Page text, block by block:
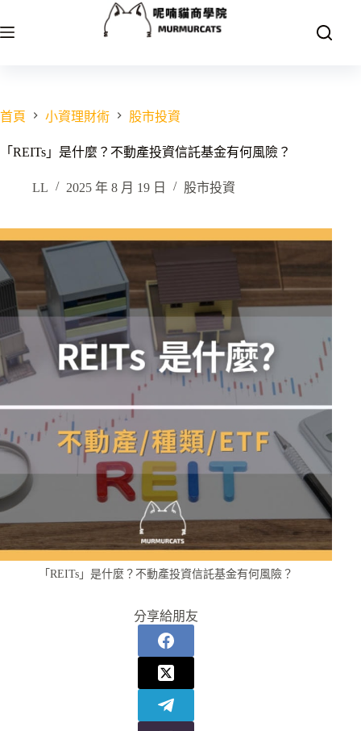
至
容
首頁 小資理財術 股市投資
「REITs」是什麼？不動產投資信託基金有何風險？
LL 2025 年 8 月 19 日 股市投資
「REITs」是什麼？不動產投資信託基金有何風險？
分享給朋友